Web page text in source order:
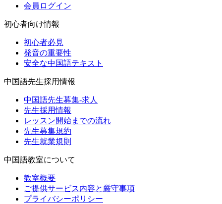
会員ログイン
初心者向け情報
初心者必見
発音の重要性
安全な中国語テキスト
中国語先生採用情報
中国語先生募集-求人
先生採用情報
レッスン開始までの流れ
先生募集規約
先生就業規則
中国語教室について
教室概要
ご提供サービス内容と厳守事項
プライバシーポリシー